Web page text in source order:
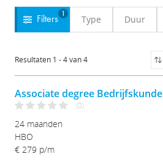
Filters
1 Type Duur
Resultaten 1 -4van4
Associate degree Bedrijfskunde
(0)
24 maanden
HBO
€ 279 p/m